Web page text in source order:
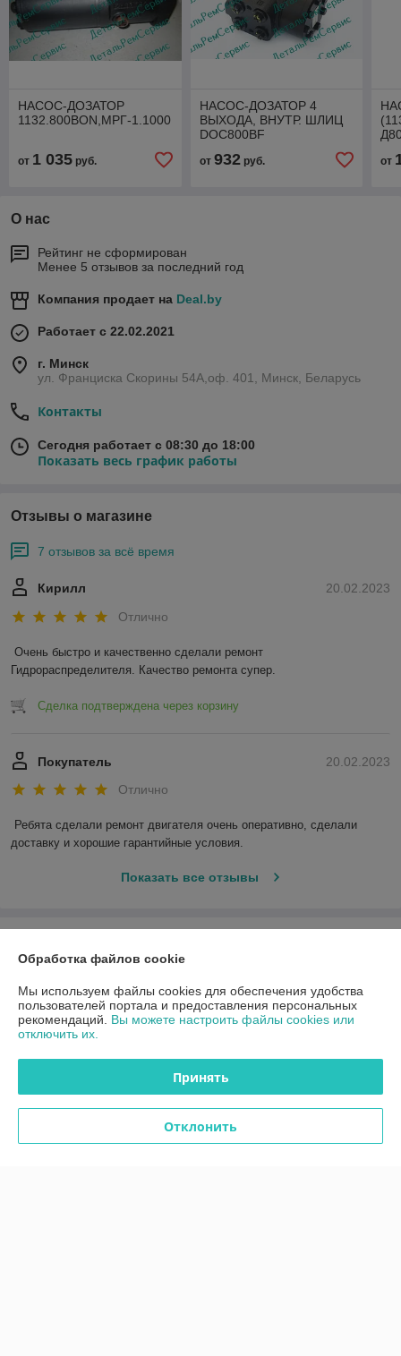
НАСОС-ДОЗАТОР
1132.800BON,МРГ-1.1000
от 1 035 руб.
НАСОС-ДОЗАТОР 4
ВЫХОДА, ВНУТР. ШЛИЦ
DOC800BF
от 932руб. от
О нас
Рейтинг не сформирован
Менее 5 отзывов за последний год
Компания продает на Deal.by
Работает с 22.02.2021
г. Минск
ул. Франциска Скорины 54А,оф. 401, Минск, Беларусь
Контакты
Сегодня работает с 08:30 до 18:00
Показать весь график работы
Отзывы о магазине
7 отзывов за всё время
20.02.2023
Кирилл
Отлично
Очень быстро и качественно сделали ремонт
Гидрораспределителя. Качество ремонта супер.
Сделка подтверждена через корзину
20.02.2023
Покупатель
Отлично
Ребята сделали ремонт двигателя очень оперативно, сделали
доставку и хорошие гарантийные условия.
Показать все отзывы
Доставка и оплата
График работы
Полная версия сайта
Политика обработки cookies
Обработка файлов cookie
Мы используем файлы cookies для обеспечения удобства
пользователей портала и предоставления персональных
рекомендаций. Вы можете настроить файлы cookies или
отключить их.
Принять
Отклонить